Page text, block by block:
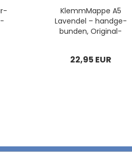
Klemm­Map­pe A5
La­ven­del – hand­ge­
bun­den, Original-​​
22,95 EUR